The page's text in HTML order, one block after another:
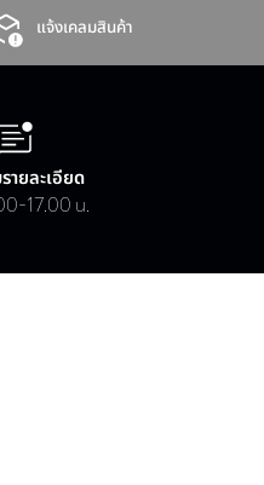
แจ้งเคลมสินค้า
ายละเอียด
17.00 น.